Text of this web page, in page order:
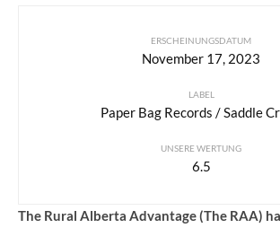
ERSCHEINUNGSDATUM
November 17, 2023
LABEL
Paper Bag Records / Saddle
UNSERE WERTUNG
6.5
The Rural Alberta Advantage (The RAA)